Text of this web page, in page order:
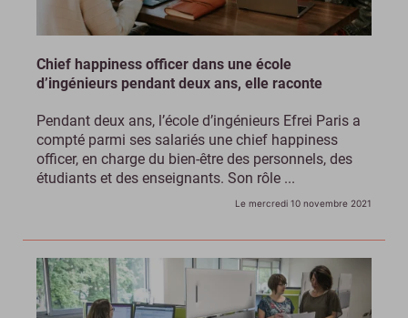
Chief happiness officer dans une école
d’ingénieurs pendant deux ans, elle raconte
Pendant deux ans, l’école d’ingénieurs Efrei Paris a
compté parmi ses salariés une chief happiness
officer, en charge du bien-être des personnels, des
étudiants et des enseignants. Son rôle ...
Le mercredi 10 novembre 2021